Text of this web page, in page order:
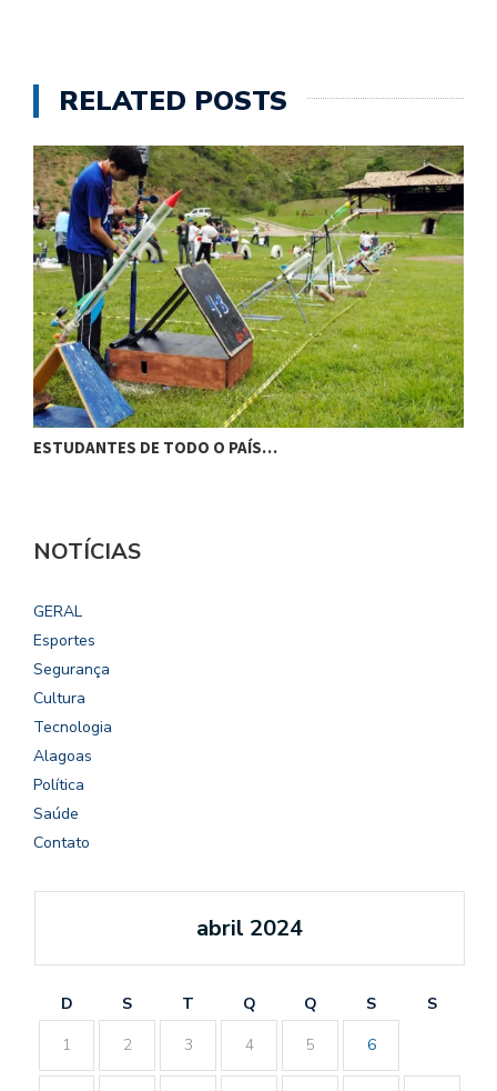
RELATED POSTS
ESTUDANTES DE TODO O PAÍS…
NOTÍCIAS
GERAL
Esportes
Segurança
Cultura
Tecnologia
Alagoas
Política
Saúde
Contato
abril 2024
D S T Q Q S
S
1
2 3 4 5 6